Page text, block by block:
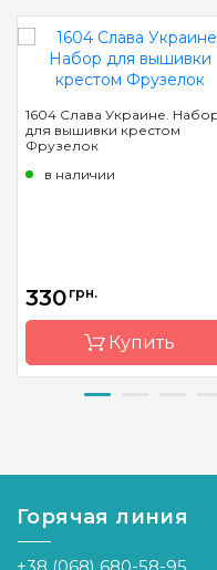
1604 Слава Украине.
для вышивки крестом
Фрузелок
в наличии
330 грн.
Купить
Страна-
Размер
10*4,5 см
Канва
Деревянная
Горячая линия